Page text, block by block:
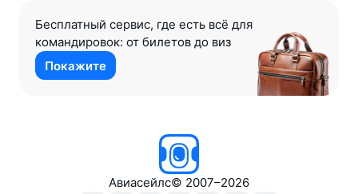
Бесплатный сервис, где есть всё для
командировок: от билетов до виз
Покажите
Авиасейлс© 2007–2026